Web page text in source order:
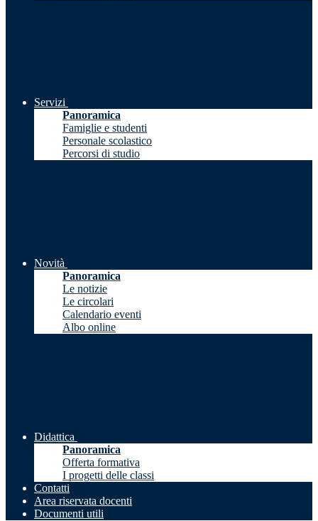
Servizi
Panoramica
Famiglie e studenti
Personale scolastico
Percorsi di studio
Novità
Panoramica
Le notizie
Le circolari
Calendario eventi
Albo online
Didattica
Panoramica
Offerta formativa
I progetti delle classi
Contatti
Area riservata docenti
Documenti utili